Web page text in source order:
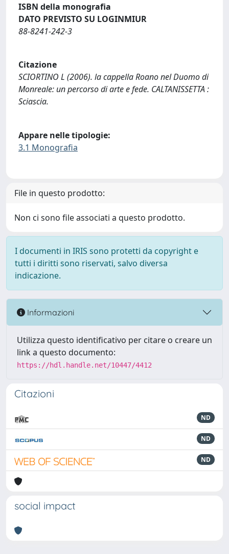
ISBN della monografia
DATO PREVISTO SU LOGINMIUR
88-8241-242-3
Citazione
SCIORTINO L (2006). la cappella Roano nel Duomo di
Monreale: un percorso di arte e fede. CALTANISSETTA :
Sciascia.
Appare nelle tipologie:
3.1 Monografia
File in questo prodotto:
Non ci sono file associati a questo prodotto.
I documenti in IRIS sono protetti da copyright e
tutti i diritti sono riservati, salvo diversa
indicazione.
Informazioni
Utilizza questo identificativo per citare o creare un
link a questo documento:
https://hdl.handle.net/10447/4412
Citazioni
ND
ND
ND
social impact